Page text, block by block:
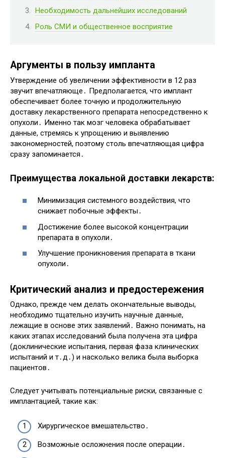
Необходимость дальнейших исследований
Роль СМИ и общественное восприятие
Аргументы в пользу импланта
Утверждение об увеличении эффективности в 12 раз
звучит впечатляюще․ Предполагается, что имплант
обеспечивает более точную и продолжительную
доставку лекарственного препарата непосредственно к
опухоли․ Именно так мозг человека обрабатывает
данные, стремясь к упрощению и выявлению
закономерностей, поэтому столь впечатляющая цифра
сразу запоминается․
Преимущества локальной доставки лекарств:
Минимизация системного воздействия, что
снижает побочные эффекты․
Достижение более высокой концентрации
препарата в опухоли․
Улучшение проникновения препарата в ткани
опухоли․
Критический анализ и предостережения
Однако, прежде чем делать окончательные выводы,
необходимо тщательно изучить научные данные,
лежащие в основе этих заявлений․ Важно понимать, на
каких этапах исследований была получена эта цифра
(доклинические испытания, первая фаза клинических
испытаний и т․д․) и насколько велика была выборка
пациентов․
Следует учитывать потенциальные риски, связанные с
имплантацией, такие как:
Хирургическое вмешательство․
Возможные осложнения после операции․